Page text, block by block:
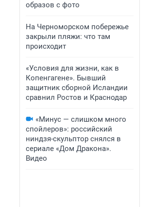
образов с фото
На Черноморском побережье
закрыли пляжи: что там
происходит
«Условия для жизни, как в
Копенгагене». Бывший
защитник сборной Исландии
сравнил Ростов и Краснодар
«Минус — слишком много
спойлеров»: российский
ниндзя-скульптор снялся в
сериале «Дом Дракона».
Видео